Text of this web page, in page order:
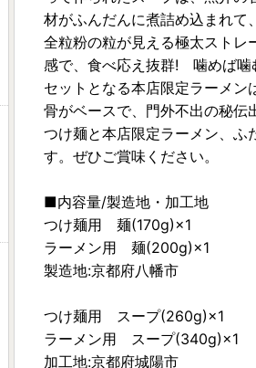
材がふんだんに煮詰め込まれて
全粒粉の粒が見える極太ストレ
感で、食べ応え抜群! 噛めば噛
セットとなる本店限定ラーメ
骨がベースで、門外不出の秘伝
つけ麺と本店限定ラーメン、ふ
す。ぜひご賞味ください。
■内容量/製造地・加工地
つけ麺用 麺(170g)×1
ラーメン用 麺(200g)×1
製造地:京都府八幡市
つけ麺用 スープ(260g)×1
ラーメン用 スープ(340g)×1
加工地:京都府城陽市